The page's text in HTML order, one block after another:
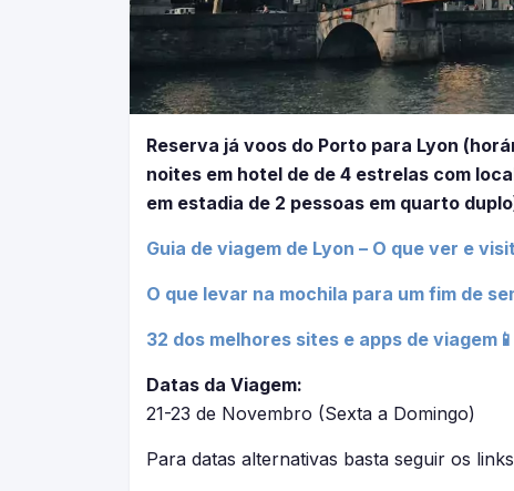
Reserva já voos do Porto para Lyon
noites em hotel de de 4 estrelas com
em estadia de 2 pessoas em quarto
Guia de viagem de Lyon – O que ver e
O que levar na mochila para um fim de
32 dos melhores sites e apps de
Datas da Viagem:
21-23 de Novembro (Sexta a Domingo)
Para datas alternativas basta seguir os